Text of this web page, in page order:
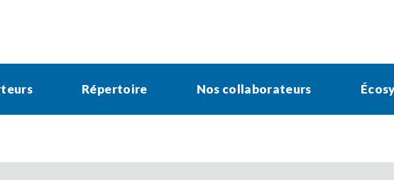
Répertoire Nos collaborateurs